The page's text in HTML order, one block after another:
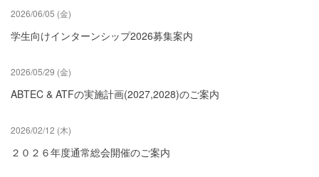
イ
工
2026/06/05 (金)
学生向けインターンシップ2026募集案内
2026/05/29 (金)
ABTEC & ATFの実施計画(2027,2028)のご案内
2026/02/12 (木)
２０２６年度通常総会開催のご案内